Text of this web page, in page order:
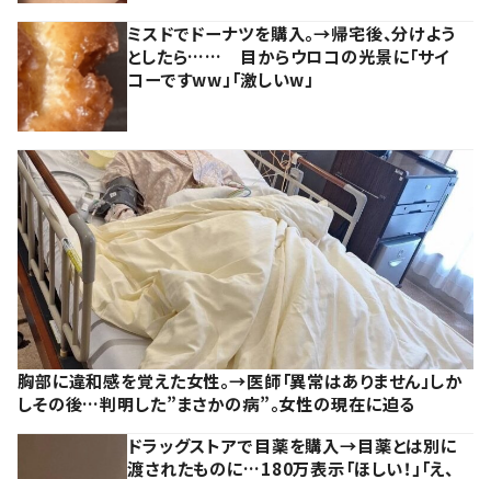
ミスドでドーナツを購入。→帰宅後、分けよう
としたら…… 目からウロコの光景に「サイ
コーですww」「激しいw」
胸部に違和感を覚えた女性。→医師「異常はありません」しか
しその後…判明した”まさかの病”。女性の現在に迫る
ドラッグストアで目薬を購入→目薬とは別に
渡されたものに…180万表示「ほしい！」「え、